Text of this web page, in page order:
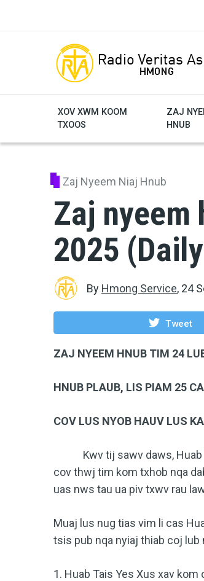
XOV XWM KOOM
TXOOS
ZAJ
HNUB
Zaj Nyeem Niaj Hnub
Zaj nyeem
2025
By Hmong Service, 24
Tweet
ZAJ NYEEM HNUB TIM 24
HNUB PLAUB, LIS PIAM 25
COV LUS NYOB HAUV LUS
Kwv tij sawv daws, Huab
cov thwj tim kom txhob nqa
uas nws tau ua piv txwv rau
Muaj lus nug tias vim li cas
tsis pub nqa nyiaj thiab coj
1. Huab Tais Yes Xus xav